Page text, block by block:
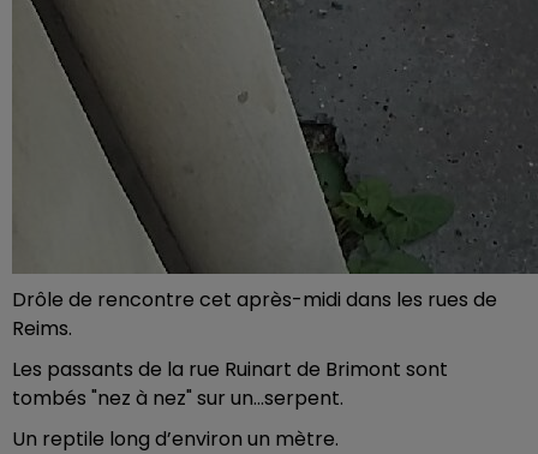
Drôle de rencontre cet après-midi dans les rues de
Reims.
Les passants de la rue Ruinart de Brimont sont
tombés "nez à nez" sur un...serpent.
Un reptile long d’environ un mètre.